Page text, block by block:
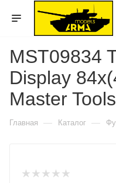
MST09834
Display
Master Tools
Главная — Каталог —